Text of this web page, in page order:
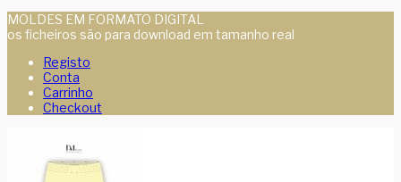
MOLDES EM FORMATO DIGITAL
os ficheiros são para download em tamanho real
Registo
Conta
Carrinho
Checkout